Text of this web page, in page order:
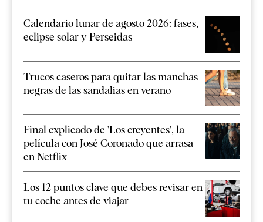
Calendario lunar de agosto 2026: fases,
eclipse solar y Perseidas
Trucos caseros para quitar las manchas
negras de las sandalias en verano
Final explicado de 'Los creyentes', la
película con José Coronado que arrasa
en Netflix
Los 12 puntos clave que debes revisar en
tu coche antes de viajar